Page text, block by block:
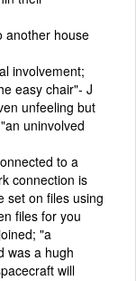
another house
involvement;
easy chair"- J
unfeeling but
uninvolved
to a
connection is
set on files using
files for you
"a
was a hugh
will